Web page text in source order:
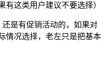
有这类用户建议不要选择）
是有促销活动的，如果对
情况选择，老左只是把基本